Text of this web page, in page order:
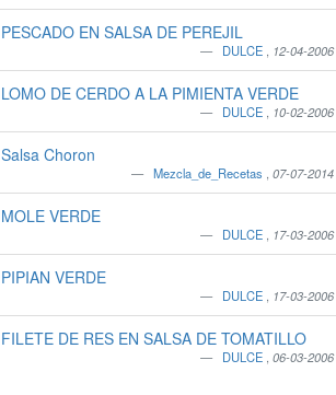
PESCADO EN SALSA DE PEREJIL
DULCE 12-04-2006
LOMO DE CERDO A LA PIMIENTA VERDE
DULCE 10-02-2006
Salsa Choron
Mezcla_de_Recetas ,07-07-2014
MOLE VERDE
DULCE 17-03-2006
PIPIAN VERDE
DULCE 17-03-2006
FILETE DE RES EN SALSA DE TOMATILLO
DULCE ,06-03-2006